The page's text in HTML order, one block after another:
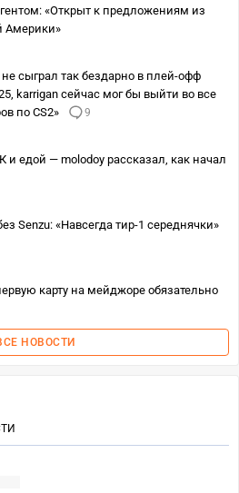
«Открыт к предложениям из
Америки»
сыграл так бездарно в плей-офф
karrigan сейчас мог бы выйти во все
по CS2»
9
едой — molodoy рассказал, как начал
Senzu: «Навсегда тир-1 середнячки»
карту на мейджоре обязательно
НОВОСТИ